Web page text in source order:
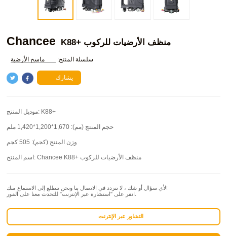
Chancee K88+ منظف الأرضيات للركوب
سلسلة المنتج: ماسح الأرضية
يشارك
موديل المنتج: K88+
حجم المنتج (مم): 1,670*1,200*1,420 ملم
وزن المنتج (كجم): 505 كجم
اسم المنتج: Chancee K88+ منظف الأرضيات للركوب
لأي سؤال أو شك ، لا تتردد في الاتصال بنا ونحن نتطلع إلى الاستماع منك!
التشاور عبر الإنترنت